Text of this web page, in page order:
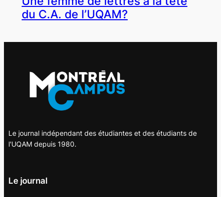
du C.A. de l’UQAM?
Le journal indépendant des étudiantes et des étudiants de
l'UQAM depuis 1980.
Le journal